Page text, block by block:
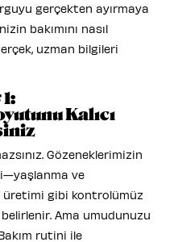
gerçekten ayırmaya
bakımını nasıl
uzman bilgileri
Kalıcı
Gözeneklerimizin
ve
üretimi gibi kontrolümüz
Ama umudunuzu
rutini ile